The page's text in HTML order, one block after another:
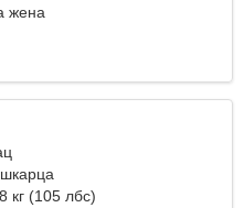
жена
кг (105 лбс)